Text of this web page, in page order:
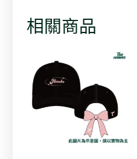
相關商品